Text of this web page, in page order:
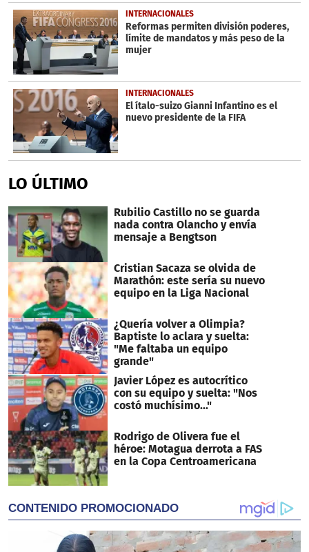
INTERNACIONALES
Reformas permiten división poderes,
límite de mandatos y más peso de la
mujer
INTERNACIONALES
El ítalo-suizo Gianni Infantino es el
nuevo presidente de la FIFA
LO ÚLTIMO
Rubilio Castillo no se guarda
nada contra Olancho y envía
mensaje a Bengtson
Cristian Sacaza se olvida de
Marathón: este sería su nuevo
equipo en la Liga Nacional
¿Quería volver a Olimpia?
Baptiste lo aclara y suelta:
"Me faltaba un equipo
grande"
Javier López es autocrítico
con su equipo y suelta: "Nos
costó muchísimo..."
Rodrigo de Olivera fue el
héroe: Motagua derrota a FAS
en la Copa Centroamericana